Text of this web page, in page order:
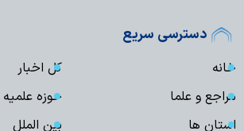
دسترسی سریع
خانه
کل اخبار
مراجع و علما
حوزه
استان ها
بین الملل